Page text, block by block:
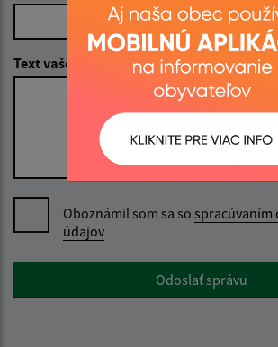
Text vašej správy (povinné)
Oboznámil som sa so spracúvaním
údajov
Google reCaptcha ResponseOdoslať správu